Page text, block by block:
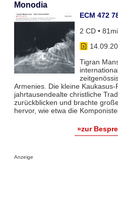
Monodia
ECM 472
2 CD •
Tigran
Armenies. Die kleine
jahrtausendealte christliche
zurückblicken und brachte
hervor, wie etwa die
»zur
Anzeige